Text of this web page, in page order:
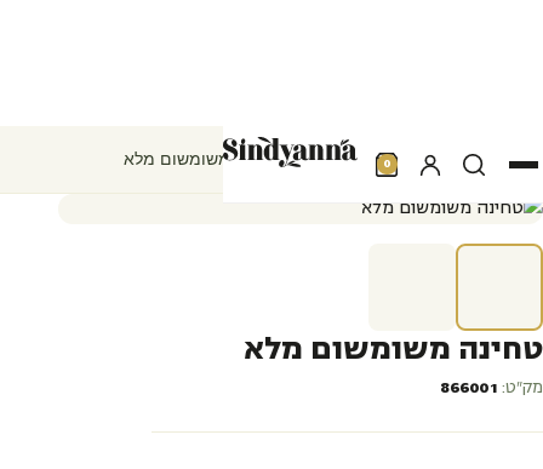
0
חדשות ואירועים
צרו קשר
عر
עמוד הבית שומשום טחינה וחלבה טחינה משומשום מלא
טחינה משומשום מלא
מק״ט: 866001